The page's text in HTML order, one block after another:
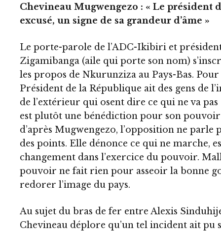
Chevineau Mugwengezo : « Le président
excusé, un signe de sa grandeur d’âme »
Le porte-parole de l’ADC-Ikibiri et
Zigamibanga (aile qui porte son nom)
les propos de Nkurunziza au Pays-Bas.
Président de la République ait des gens de
de l’extérieur qui osent dire ce qui ne va pas
est plutôt une bénédiction pour son
d’après Mugwengezo, l’opposition ne
des points. Elle dénonce ce qui ne marche,
changement dans l’exercice du pouvoir.
pouvoir ne fait rien pour asseoir la bonne
redorer l’image du pays.
Au sujet du bras de fer entre Alexis
Chevineau déplore qu’un tel incident ait pu